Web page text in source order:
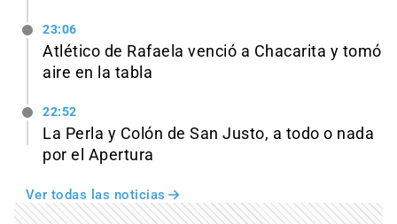
23:06
Atlético de Rafaela venció a Chacarita y tomó
aire en la tabla
22:52
La Perla y Colón de San Justo, a todo o nada
por el Apertura
Ver todas las noticias